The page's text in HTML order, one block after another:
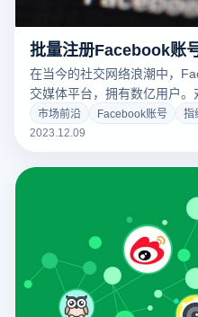
批量注册Facebook账
在当今的社交网络浪潮中，
交媒体平台，拥有数亿用户
言，注册一个或多个
而，一次性注册多个
为了这些专业人士的需求。
市场前沿 Facebook账号
指
2023.12.09